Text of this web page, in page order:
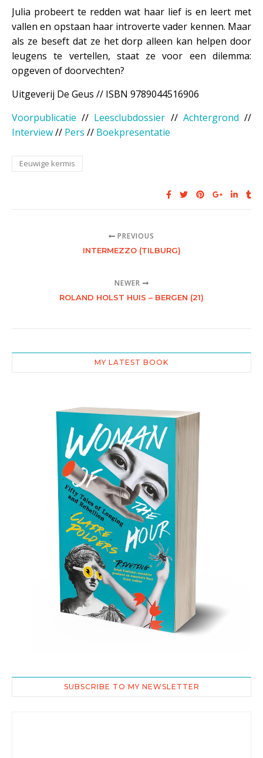
Julia probeert te redden wat haar lief is en leert met
vallen en opstaan haar introverte vader kennen. Maar
als ze beseft dat ze het dorp alleen kan helpen door
leugens te vertellen, staat ze voor een dilemma:
opgeven of doorvechten?
Uitgeverij De Geus // ISBN 9789044516906
Voorpublicatie // Leesclubdossier // Achtergrond //
Interview// Pers // Boekpresentatie
Eeuwige kermis
PREVIOUS
INTERMEZZO (TILBURG)
NEWER
ROLAND HOLST HUIS – BERGEN (21)
MY LATEST BOOK
SUBSCRIBE TO MY NEWSLETTER